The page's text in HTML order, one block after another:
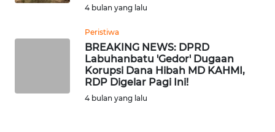
4 bulan yang lalu
Peristiwa
BREAKING NEWS: DPRD
Labuhanbatu 'Gedor' Dugaan
Korupsi Dana Hibah MD KAHMI,
RDP Digelar Pagi Ini!
4 bulan yang lalu
WN
WN